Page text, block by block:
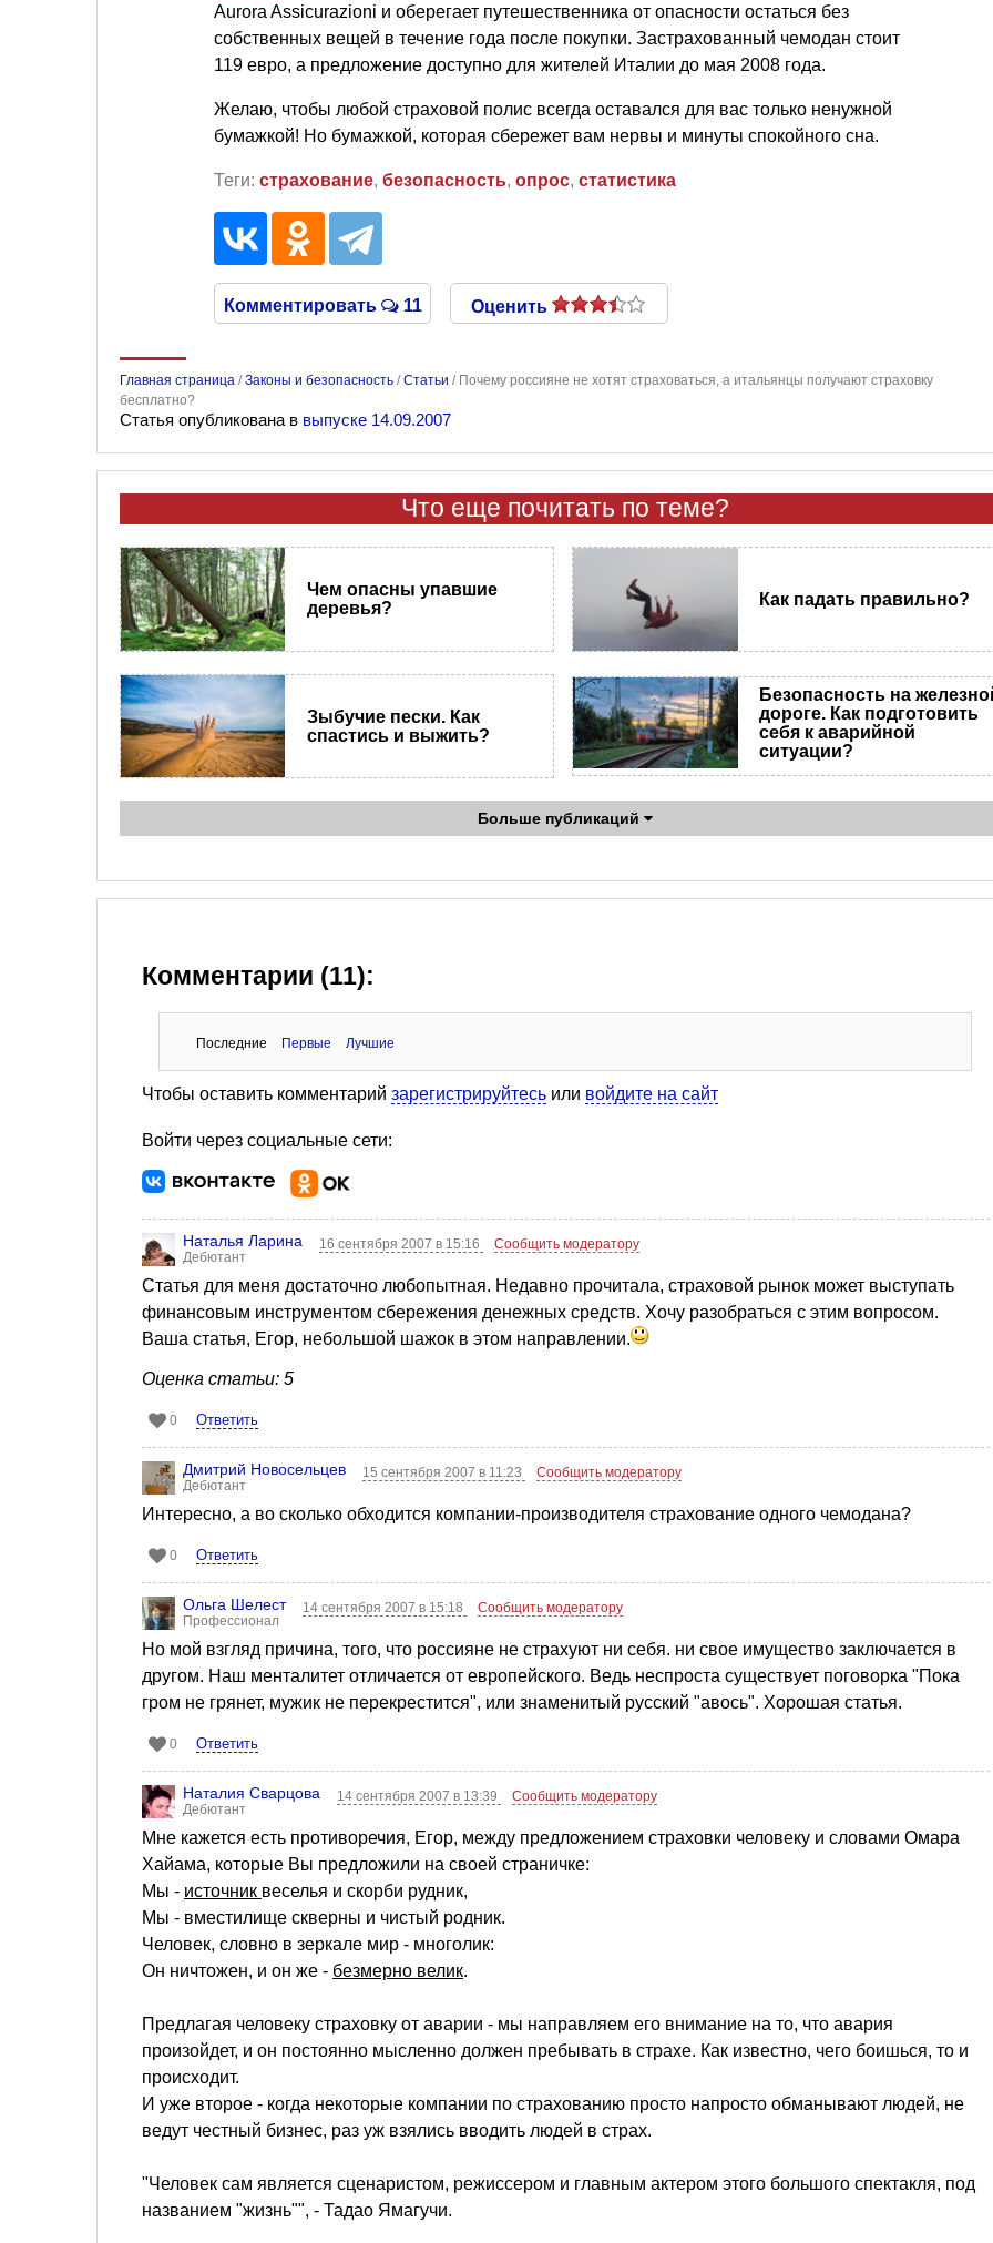
Aurora Assicurazioni и оберегает путешественника от опасности остаться без
собственных вещей в течение года после покупки. Застрахованный чемодан стоит
119 евро, а предложение доступно для жителей Италии до мая 2008 года.
Желаю, чтобы любой страховой полис всегда оставался для вас только ненужной
бумажкой! Но бумажкой, которая сбережет вам нервы и минуты спокойного сна.
Теги: страхование, безопасность, опрос, статистика
Комментировать 11 Оценить
Главная страница /Законы и безопасность /Статьи / Почему россияне не хотят страховаться, а итальянцы получают страховку
бесплатно?
Статья опубликована в выпуске 14.09.2007
Что еще почитать по теме?
Чем опасны упавшие
деревья?
Как падать правильно?
Зыбучие пески. Как
спастись и выжить?
Безопасность на
дороге. Как подготовить
себя к аварийной
ситуации?
Больше публикаций
Комментарии (11):
Последние Первые Лучшие
Чтобы оставить комментарий зарегистрируйтесь или войдите на сайт
Войти через социальные сети:
Наталья Ларина
Дебютант
16 сентября 2007 в 15:16 Сообщить модератору
Статья для меня достаточно любопытная. Недавно прочитала, страховой рынок может выступать
финансовым инструментом сбережения денежных средств. Хочу разобраться с этим вопросом.
Ваша статья, Егор, небольшой шажок в этом направлении.
Оценка статьи: 5
0 Ответить
Дмитрий Новосельцев
Дебютант
15 сентября 2007 в 11:23 Сообщить модератору
Интересно, а во сколько обходится компании-производителя страхование одного чемодана?
0 Ответить
Ольга Шелест
Профессионал
14 сентября 2007 в 15:18 Сообщить модератору
Но мой взгляд причина, того, что россияне не страхуют ни себя. ни свое имущество заключается в
другом. Наш менталитет отличается от европейского. Ведь неспроста существует поговорка "Пока
гром не грянет, мужик не перекрестится", или знаменитый русский "авось". Хорошая статья.
0 Ответить
Наталия Сварцова
Дебютант
14 сентября 2007 в 13:39 Сообщить модератору
Мне кажется есть противоречия, Егор, между предложением страховки человеку и словами Омара
Хайама, которые Вы предложили на своей страничке:
Мы - источник веселья и скорби рудник,
Мы - вместилище скверны и чистый родник.
Человек, словно в зеркале мир - многолик:
Он ничтожен, и он же - безмерно велик.
Предлагая человеку страховку от аварии - мы направляем его внимание на то, что авария
произойдет, и он постоянно мысленно должен пребывать в страхе. Как известно, чего боишься, то и
происходит.
И уже второе - когда некоторые компании по страхованию просто напросто обманывают людей, не
ведут честный бизнес, раз уж взялись вводить людей в страх.
"Человек сам является сценаристом, режиссером и главным актером этого большого спектакля, под
названием "жизнь"", - Тадао Ямагучи.